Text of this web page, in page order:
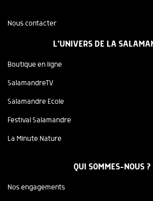
Nous contacter
L'UNIVERS DE LA
Boutique en ligne
SalamandreTV
Salamandre Ecole
Festival Salamandre
La Minute Nature
QUI SOMMES-NOUS ?
Nos engagements